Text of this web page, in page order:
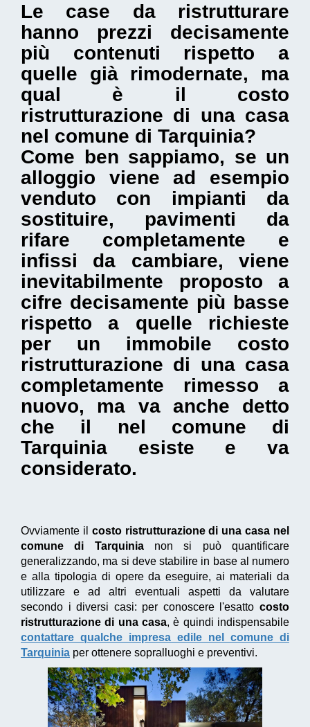
Le case da ristrutturare
hanno prezzi decisamente
più contenuti rispetto a
quelle già rimodernate, ma
qual è il costo
ristrutturazione di una casa
nel comune di Tarquinia?
Come ben sappiamo, se un
alloggio viene ad esempio
venduto con impianti da
sostituire, pavimenti da
rifare completamente e
infissi da cambiare, viene
inevitabilmente proposto a
cifre decisamente più basse
rispetto a quelle richieste
per un immobile costo
ristrutturazione di una casa
completamente rimesso a
nuovo, ma va anche detto
che il nel comune di
Tarquinia esiste e va
considerato.
Ovviamente il costo ristrutturazione di una casa nel
comune di Tarquinianon si può quantificare
generalizzando, ma si deve stabilire in base al numero
e alla tipologia di opere da eseguire, ai materiali da
utilizzare e ad altri eventuali aspetti da valutare
secondo i diversi casi: per conoscere l'esatto costo
ristrutturazione di una casa, è quindi indispensabile
contattare qualche impresa edile nel comune di
Tarquinia per ottenere sopralluoghi e preventivi.